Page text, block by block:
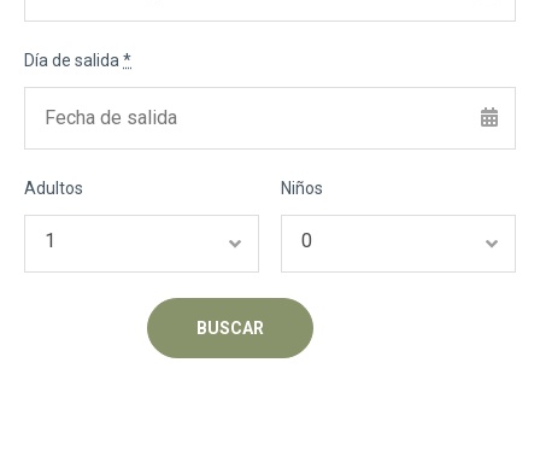
Día de salida*
Adultos Niños